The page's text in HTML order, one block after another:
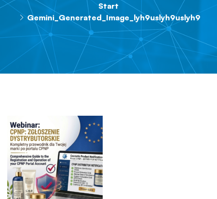
Start
Gemini_Generated_Image_lyh9uslyh9uslyh9